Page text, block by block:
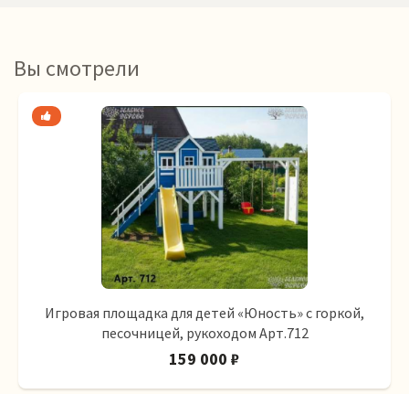
Вы смотрели
Игровая площадка для детей «Юность» с горкой,
песочницей, рукоходом Арт.712
159 000 ₽